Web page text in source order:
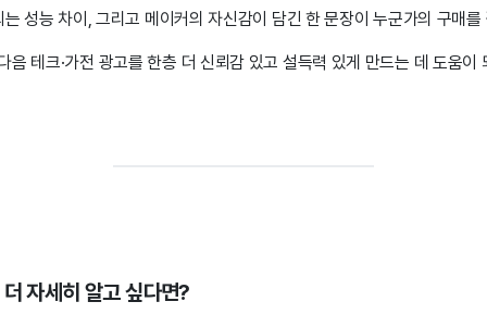
성능 차이, 그리고 메이커의 자신감이 담긴 한 문장이 누군가의 구매
음 테크·가전 광고를 한층 더 신뢰감 있고 설득력 있게 만드는 데 도움이
자세히 알고 싶다면?